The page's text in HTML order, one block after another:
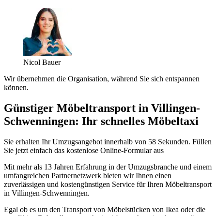
Nicol Bauer
Wir übernehmen die Organisation, während Sie sich entspannen
können.
Günstiger Möbeltransport in Villingen-
Schwenningen: Ihr schnelles Möbeltaxi
Sie erhalten Ihr Umzugsangebot innerhalb von 58 Sekunden. Füllen
Sie jetzt einfach das kostenlose Online-Formular aus
Mit mehr als 13 Jahren Erfahrung in der Umzugsbranche und einem
umfangreichen Partnernetzwerk bieten wir Ihnen einen
zuverlässigen und kostengünstigen Service für Ihren Möbeltransport
in Villingen-Schwenningen.
Egal ob es um den Transport von Möbelstücken von Ikea oder die